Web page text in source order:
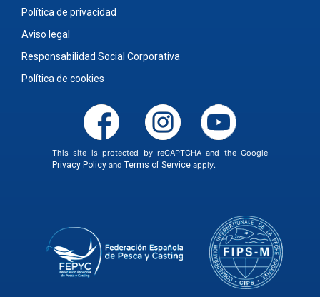
Política de privacidad
Aviso legal
Responsabilidad Social Corporativa
Política de cookies
This site is protected by reCAPTCHA and the Google
Privacy Policyand Terms of Serviceapply.